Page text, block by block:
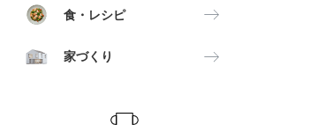
食・レシピ
家づくり